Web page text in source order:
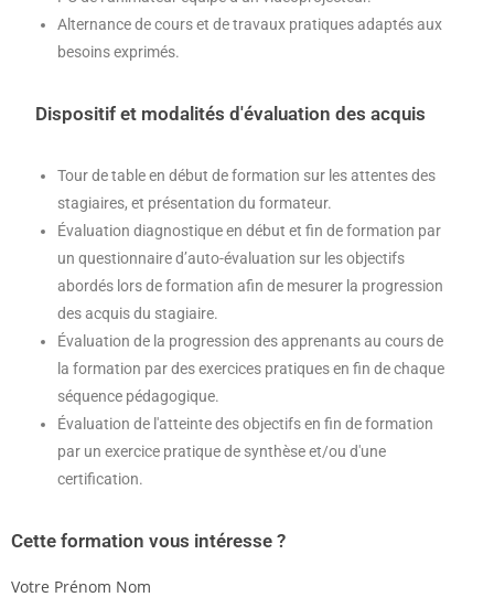
Alternance de cours et de travaux pratiques adaptés aux
besoins exprimés.
Dispositif et modalités d'évaluation des acquis
Tour de table en début de formation sur les attentes des
stagiaires, et présentation du formateur.
Évaluation diagnostique en début et fin de formation par
un questionnaire d’auto-évaluation sur les objectifs
abordés lors de formation afin de mesurer la progression
des acquis du stagiaire.
Évaluation de la progression des apprenants au cours de
la formation par des exercices pratiques en fin de chaque
séquence pédagogique.
Évaluation de l'atteinte des objectifs en fin de formation
par un exercice pratique de synthèse et/ou d'une
certification.
Cette formation vous intéresse ?
Votre Prénom Nom